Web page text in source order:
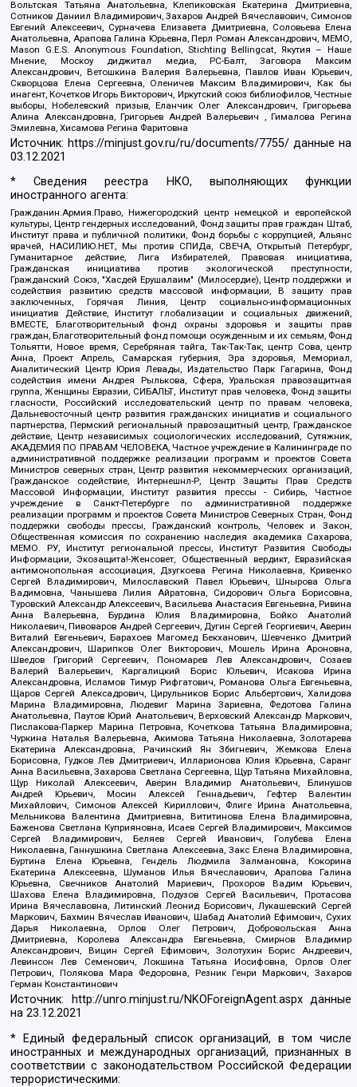
Вольтская Татьяна Анатольевна, Клепиковская Екатерина Дмитриевна,
Сотников Даниил Владимирович, Захаров Андрей Вячеславович, Симонов
Евгений Алексеевич, Сурначева Елизавета Дмитриевна, Соловьева Елена
Анатольевна, Арапова Галина Юрьевна, Перл Роман Александрович, МЕМО,
Mason G.E.S. Anonymous Foundation, Stichting Bellingcat, Якутия – Наше
Мнение, Москоу диджитал медиа, РС-Балт, Заговора Максим
Александрович, Ветошкина Валерия Валерьевна, Павлов Иван Юрьевич,
Скворцова Елена Сергеевна, Оленичев Максим Владимирович, Как бы
инагент, Кочетков Игорь Викторович, Иркутский союз библиофилов, Честные
выборы, Нобелевский призыв, Еланчик Олег Александрович, Григорьева
Алина Александровна, Григорьев Андрей Валерьевич , Гималова Регина
Эмилевна, Хисамова Регина Фаритовна
Источник: https://minjust.gov.ru/ru/documents/7755/ данные на
03.12.2021
* Сведения реестра НКО, выполняющих функции
иностранного агента:
Гражданин.Армия.Право, Нижегородский центр немецкой и европейской
культуры, Центр гендерных исследований, Фонд защиты прав граждан Штаб,
Институт права и публичной политики, Фонд борьбы с коррупцией, Альянс
врачей, НАСИЛИЮ.НЕТ, Мы против СПИДа, СВЕЧА, Открытый Петербург,
Гуманитарное действие, Лига Избирателей, Правовая инициатива,
Гражданская инициатива против экологической преступности,
Гражданский Союз, "Хасдей Ерушалаим" (Милосердие), Центр поддержки и
содействия развитию средств массовой информации, В защиту прав
заключенных, Горячая Линия, Центр социально-информационных
инициатив Действие, Институт глобализации и социальных движений,
ВМЕСТЕ, Благотворительный фонд охраны здоровья и защиты прав
граждан, Благотворительный фонд помощи осужденным и их семьям, Фонд
Тольятти, Новое время, Серебряная тайга, Так-Так-Так, центр Сова, центр
Анна, Проект Апрель, Самарская губерния, Эра здоровья, Мемориал,
Аналитический Центр Юрия Левады, Издательство Парк Гагарина, Фонд
содействия имени Андрея Рылькова, Сфера, Уральская правозащитная
группа, Женщины Евразии, СИБАЛЬТ, Институт прав человека, Фонд защиты
гласности, Российский исследовательский центр по правам человека,
Дальневосточный центр развития гражданских инициатив и социального
партнерства, Пермский региональный правозащитный центр, Гражданское
действие, Центр независимых социологических исследований, Сутяжник,
АКАДЕМИЯ ПО ПРАВАМ ЧЕЛОВЕКА, Частное учреждение в Калининграде по
административной поддержке реализации программ и проектов Совета
Министров северных стран, Центр развития некоммерческих организаций,
Гражданское содействие, Интернешнл-Р, Центр Защиты Прав Средств
Массовой Информации, Институт развития прессы - Сибирь, Частное
учреждение в Санкт-Петербурге по административной поддержке
реализации программ и проектов Совета Министров Северных Стран, Фонд
поддержки свободы прессы, Гражданский контроль, Человек и Закон,
Общественная комиссия по сохранению наследия академика Сахарова,
МЕМО. РУ, Институт региональной прессы, Институт Развития Свободы
Информации, Экозащита!-Женсовет, Общественный вердикт, Евразийская
антимонопольная ассоциация, Дзугкоева Регина Николаевна, Кривенко
Сергей Владимирович, Милославский Павел Юрьевич, Шнырова Ольга
Вадимовна, Чанышева Лилия Айратовна, Сидорович Ольга Борисовна,
Туровский Александр Алексеевич, Васильева Анастасия Евгеньевна, Ривина
Анна Валерьевна, Бурдина Юлия Владимировна, Бойко Анатолий
Николаевич, Пивоваров Андрей Сергеевич, Дугин Сергей Георгиевич, Аверин
Виталий Евгеньевич, Барахоев Магомед Бекханович, Шевченко Дмитрий
Александрович, Шарипков Олег Викторович, Мошель Ирина Ароновна,
Шведов Григорий Сергеевич, Пономарев Лев Александрович, Созаев
Валерий Валерьевич, Каргалицкий Борис Юльевич, Исакова Ирина
Александровна, Исламов Тимур Рифгатович, Романова Ольга Евгеньевна,
Щаров Сергей Алексадрович, Цирульников Борис Альбертович, Халидова
Марина Владимировна, Людевиг Марина Зариевна, Федотова Галина
Анатольевна, Паутов Юрий Анатольевич, Верховский Александр Маркович,
Пислакова-Паркер Марина Петровна, Кочеткова Татьяна Владимировна,
Чуркина Наталья Валерьевна, Акимова Татьяна Николаевна, Золотарева
Екатерина Александровна, Рачинский Ян Збигневич, Жемкова Елена
Борисовна, Гудков Лев Дмитриевич, Илларионова Юлия Юрьевна, Саранг
Анна Васильевна, Захарова Светлана Сергеевна, Щур Татьяна Михайловна,
Щур Николай Алексеевич, Аверин Владимир Анатольевич, Блинушов
Андрей Юрьевич, Мосин Алексей Геннадьевич, Гефтер Валентин
Михайлович, Симонов Алексей Кириллович, Флиге Ирина Анатольевна,
Мельникова Валентина Дмитриевна, Вититинова Елена Владимировна,
Баженова Светлана Куприяновна, Исаев Сергей Владимирович, Максимов
Сергей Владимирович, Беляев Сергей Иванович, Голубева Елена
Николаевна, Ганнушкина Светлана Алексеевна, Закс Елена Владимировна,
Буртина Елена Юрьевна, Гендель Людмила Залмановна, Кокорина
Екатерина Алексеевна, Шуманов Илья Вячеславович, Арапова Галина
Юрьевна, Свечников Анатолий Мариевич, Прохоров Вадим Юрьевич,
Шахова Елена Владимировна, Подузов Сергей Васильевич, Протасова
Ирина Вячеславовна, Литинский Леонид Борисович, Лукашевский Сергей
Маркович, Бахмин Вячеслав Иванович, Шабад Анатолий Ефимович, Сухих
Дарья Николаевна, Орлов Олег Петрович, Добровольская Анна
Дмитриевна, Королева Александра Евгеньевна, Смирнов Владимир
Александрович, Вицин Сергей Ефимович, Золотухин Борис Андреевич,
Левинсон Лев Семенович, Локшина Татьяна Иосифовна, Орлов Олег
Петрович, Полякова Мара Федоровна, Резник Генри Маркович, Захаров
Герман Константинович
Источник: http://unro.minjust.ru/NKOForeignAgent.aspxданные
на23.12.2021
* Единый федеральный список организаций, в том числе
иностранных и международных организаций, признанных в
соответствии с законодательством Российской Федерации
террористическими: